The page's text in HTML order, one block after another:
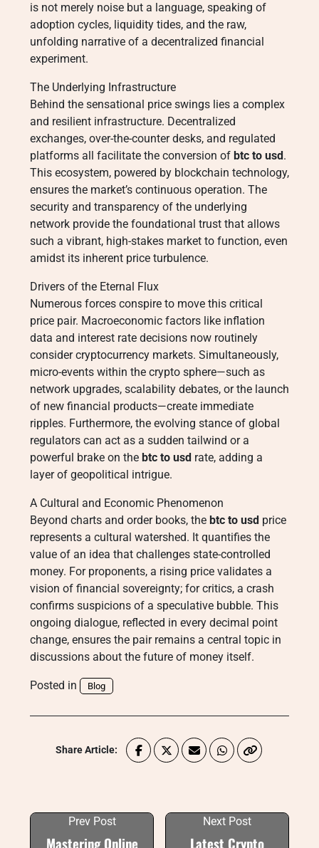
is not merely noise but a language, speaking of
adoption cycles, liquidity tides, and the raw,
unfolding narrative of a decentralized financial
experiment.
The Underlying Infrastructure
Behind the sensational price swings lies a complex
and resilient infrastructure. Decentralized
exchanges, over-the-counter desks, and regulated
platforms all facilitate the conversion of btc to usd.
This ecosystem, powered by blockchain technology,
ensures the market’s continuous operation. The
security and transparency of the underlying
network provide the foundational trust that allows
such a vibrant, high-stakes market to function, even
amidst its inherent price turbulence.
Drivers of the Eternal Flux
Numerous forces conspire to move this critical
price pair. Macroeconomic factors like inflation
data and interest rate decisions now routinely
consider cryptocurrency markets. Simultaneously,
micro-events within the crypto sphere—such as
network upgrades, scalability debates, or the launch
of new financial products—create immediate
ripples. Furthermore, the evolving stance of global
regulators can act as a sudden tailwind or a
powerful brake on the btc to usd rate, adding a
layer of geopolitical intrigue.
A Cultural and Economic Phenomenon
Beyond charts and order books, the btc to usd price
represents a cultural watershed. It quantifies the
value of an idea that challenges state-controlled
money. For proponents, a rising price validates a
vision of financial sovereignty; for critics, a crash
confirms suspicions of a speculative bubble. This
ongoing dialogue, reflected in every decimal point
change, ensures the pair remains a central topic in
discussions about the future of money itself.
Posted in Blog
Share Article:
Prev Post
Mastering Online
Next Post
Latest Crypto